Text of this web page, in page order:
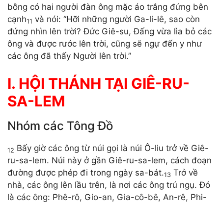
bỗng có hai người đàn ông mặc áo trắng đứng bên
cạnh11 và nói: “Hỡi những người Ga-li-lê, sao còn
đứng nhìn lên trời? Đức Giê-su, Đấng vừa lìa bỏ các
ông và được rước lên trời, cũng sẽ ngự đến y như
các ông đã thấy Người lên trời.”
I. HỘI THÁNH TẠI GIÊ-RU-
SA-LEM
Nhóm các Tông Đồ
12 Bấy giờ các ông từ núi gọi là núi Ô-liu trở về Giê-
ru-sa-lem. Núi này ở gần Giê-ru-sa-lem, cách đoạn
đường được phép đi trong ngày sa-bát.13 Trở về
nhà, các ông lên lầu trên, là nơi các ông trú ngụ. Đó
là các ông: Phê-rô, Gio-an, Gia-cô-bê, An-rê, Phi-